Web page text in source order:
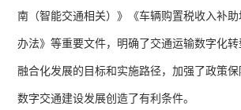
南（智能交通相关）》《车辆购置税收入补
办法》等重要文件，明确了交通运输数字化转
融合化发展的目标和实施路径，加强了政策
数字交通建设发展创造了有利条件。